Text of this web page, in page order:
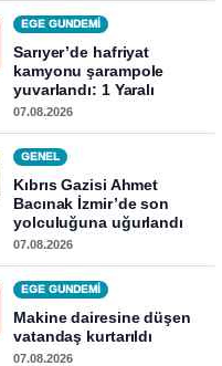
EGE GUNDEMİ
Sarıyer’de hafriyat
kamyonu şarampole
yuvarlandı: 1 Yaralı
07.08.2026
GENEL
Kıbrıs Gazisi Ahmet
Bacınak İzmir’de son
yolculuğuna uğurlandı
07.08.2026
EGE GUNDEMİ
Makine dairesine düşen
vatandaş kurtarıldı
07.08.2026